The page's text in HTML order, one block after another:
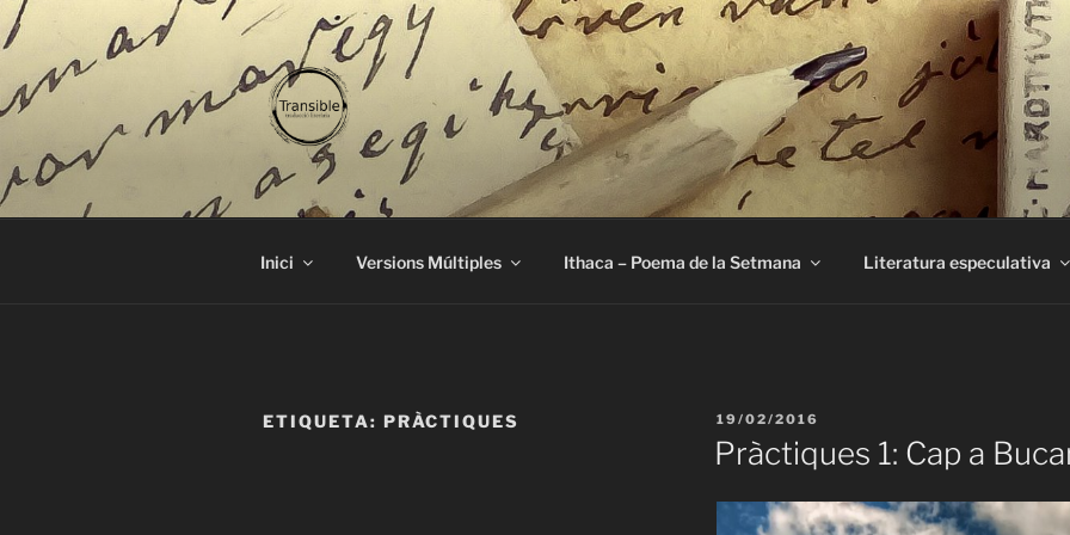
Vés
al
contingut
TRANSIBLE
traducció literària
Inici Versions Múltiples Ithaca – Poema de la Setmana Literatura especulativa
ETIQUETA: PRÀCTIQUES
PUBLICAT
A
19/02/2016
Pràctiques 1: Cap a